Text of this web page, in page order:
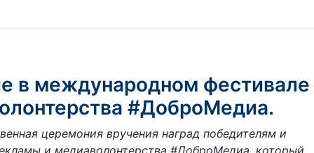
в международном фестивале
#ДоброМедиа.
церемония вручения наград победителям и
и медиаволонтерства #ДоброМедиа, который